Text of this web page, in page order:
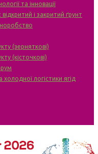
та інновації
і закритий ґрунт
(зерняткові)
(кісточкові)
логістики ягід